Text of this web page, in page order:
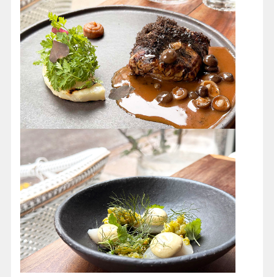
☆維京船博物館─
探索北歐歷史與海上傳奇，觀看
船隻建造和修復技藝、體驗互動展區，感受維京時
代的魅力！